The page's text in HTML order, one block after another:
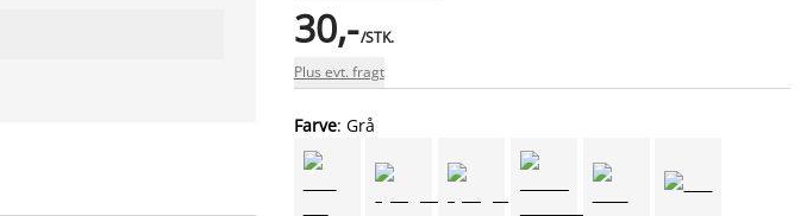
30,-/STK.
Plus evt. fragt
Farve: Grå